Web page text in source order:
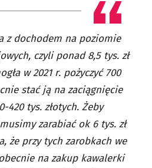
z dochodem na poziomie
czyli ponad 8,5 tys. zł
w 2021 r. pożyczyć 700
stać ją na zaciągnięcie
420 tys. złotych. Żeby
zarabiać ok 6 tys. zł
że przy tych zarobkach we
na zakup kawalerki